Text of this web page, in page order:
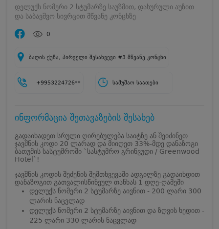
დელუქს ნომერი 2 სტუმარზე საუზმით, დახურული აუზით
და საბავშვო სივრცით მწვანე კონცხზე
0
ბაღის ქუჩა, პირველი შესახვევი #3 მწვანე კონცხი
+9953224726** სამუშაო საათები
ინფორმაცია შეთავაზების შესახებ
გადაიხადეთ სრული ღირებულება საიტზე ან შეიძინეთ
ჯავშნის კოდი 20 ლარად და მიიღეთ 33%-მდე დანაზოგი
ბათუმის სასტუმროში `სასტუმრო გრინვუდი / Greenwood
Hotel`!
ჯავშნის კოდის შეძენის შემთხვევაში ადგილზე გადაიხდით
დანაზოგით გათვალისწინეულ თანხას 1 დღე-ღამეში
დელუქს ნომერი 2 სტუმარზე აივნით - 200 ლარი 300
ლარის ნაცვლად
დელუქს ნომერი 2 სტუმარზე აივნით და ზღვის ხედით -
225 ლარი 330 ლარის ნაცვლად